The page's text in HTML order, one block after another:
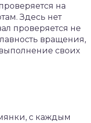
на
Здесь нет
проверяется не
вращения,
своих
с каждым